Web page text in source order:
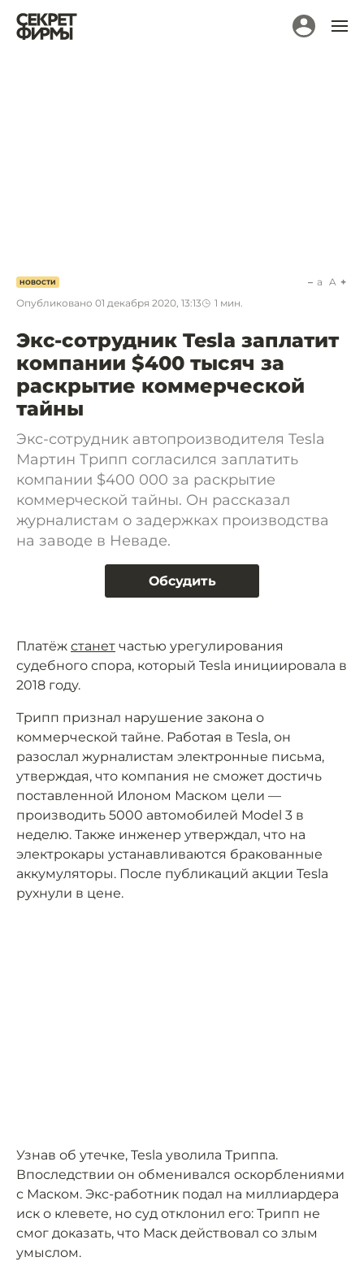
НОВОСТИ
Опубликовано 01 декабря 2020, 13:13 1 мин.
a A
Экс-сотрудник Tesla заплатит
компании $400 тысяч за
раскрытие коммерческой
тайны
Экс-сотрудник автопроизводителя Tesla
Мартин Трипп согласился заплатить
компании $400 000 за раскрытие
коммерческой тайны. Он рассказал
журналистам о задержках производства
на заводе в Неваде.
Обсудить
Платёж станет частью урегулирования
судебного спора, который Tesla инициировала в
2018 году.
Трипп признал нарушение закона о
коммерческой тайне. Работая в Tesla, он
разослал журналистам электронные письма,
утверждая, что компания не сможет достичь
поставленной Илоном Маском цели —
производить 5000 автомобилей Model 3 в
неделю. Также инженер утверждал, что на
электрокары устанавливаются бракованные
аккумуляторы. После публикаций акции Tesla
рухнули в цене.
Узнав об утечке, Tesla уволила Триппа.
Впоследствии он обменивался оскорблениями
с Маском. Экс-работник подал на миллиардера
иск о клевете, но суд отклонил его: Трипп не
смог доказать, что Маск действовал со злым
умыслом.